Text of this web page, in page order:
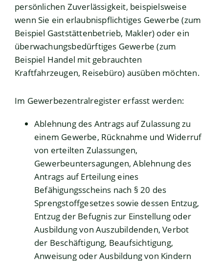
persönlichen Zuverlässigkeit, beispielsweise
wenn Sie ein erlaubnispflichtiges Gewerbe (zum
Beispiel Gaststättenbetrieb, Makler) oder ein
überwachungsbedürftiges Gewerbe (zum
Beispiel Handel mit gebrauchten
Kraftfahrzeugen, Reisebüro) ausüben möchten.
Im Gewerbezentralregister erfasst werden:
Ablehnung des Antrags auf Zulassung zu
einem Gewerbe, Rücknahme und Widerruf
von erteilten Zulassungen,
Gewerbeuntersagungen, Ablehnung des
Antrags auf Erteilung eines
Befähigungsscheins nach § 20 des
Sprengstoffgesetzes sowie dessen Entzug,
Entzug der Befugnis zur Einstellung oder
Ausbildung von Auszubildenden, Verbot
der Beschäftigung, Beaufsichtigung,
Anweisung oder Ausbildung von Kindern